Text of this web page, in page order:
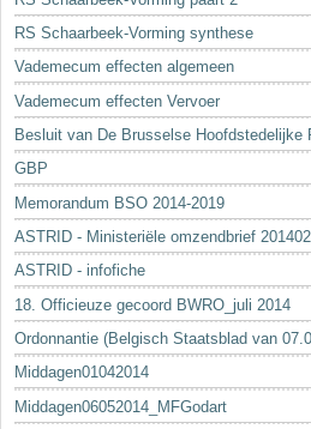
RS Schaarbeek-Vorming synthese
Vademecum effecten algemeen
Vademecum effecten Vervoer
Besluit van De Brusselse Hoofdstedelijke
GBP
Memorandum BSO 2014-2019
ASTRID - Ministeriële omzendbrief
ASTRID - infofiche
18. Officieuze gecoord BWRO_juli 2014
Ordonnantie (Belgisch Staatsblad van
Middagen01042014
Middagen06052014_MFGodart